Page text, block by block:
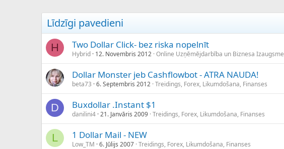
Līdzīgi pavedieni
H Two Dollar Click- bez riska nopelnīt
Hybrid 12. Novembris 2012 Online Uzņēmējdarbība un Biznesa Izaugsme
Dollar Monster jeb Cashflowbot - ATRA NAUDA!
beta73 6. Septembris 2012 Treidings, Forex, Likumdošana, Finanses
D Buxdollar .Instant $1
danilini4 21. Janvāris 2009 Treidings, Forex, Likumdošana, Finanses
L 1 Dollar Mail - NEW
Low_TM 6. Jūlijs 2007 Treidings, Forex, Likumdošana, Finanses